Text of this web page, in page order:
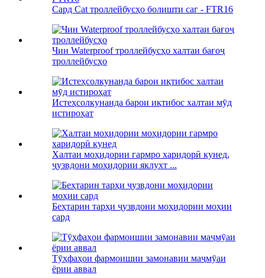
Сард Cat троллейбусҳо болишти саг - FTR16
Чин Waterproof троллейбусҳо халтаи бағоҷ
троллейбусҳо
Истеҳсолкунанда барои иқтибос халтаи мӯд
истироҳат
Халтаи моҳидории гармро харидорӣ кунед,
ҷузвдони моҳидории яклухт ...
Беҳтарин тарҳи ҷузвдони моҳидории моҳии
сард
Тӯҳфаҳои фармоишии замонавии маҷмӯаи
ёрии аввал